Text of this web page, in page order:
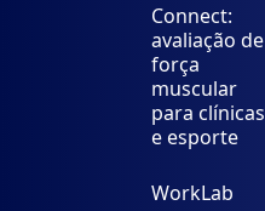
Connect:
avaliação de
força
muscular
para clínicas
e esporte
WorkLab